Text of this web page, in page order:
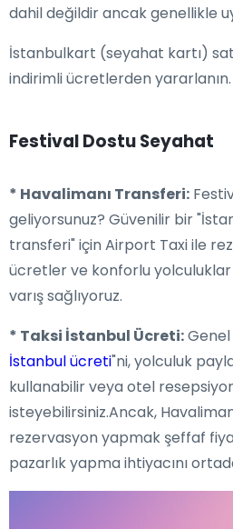
dahil değildir ancak genellikle
İstanbulkart (seyahat kartı)
indirimli ücretlerden yararlanın.
Festival Dostu Seyahat
* Havalimanı Transferi:
geliyorsunuz? Güvenilir bir
transferi" için Airport Taxi ile
ücretler ve konforlu yolculuklar
varış sağlıyoruz.
* Taksi İstanbul Ücreti:
İstanbul ücreti"ni, yolculuk
kullanabilir veya otel
isteyebilirsiniz.Ancak,
rezervasyon yapmak şeffaf
pazarlık yapma ihtiyacını